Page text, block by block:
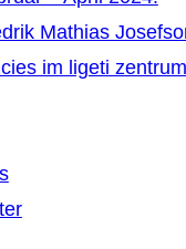
Mathias
im ligeti zentrum